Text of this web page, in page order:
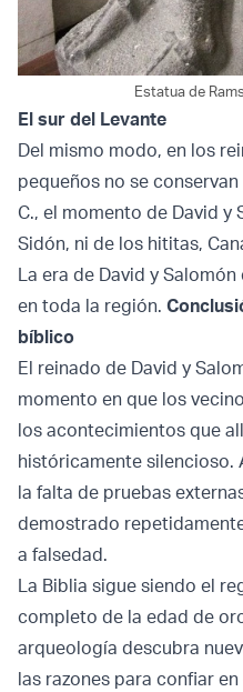
Estatua de
El sur del Levante
Del mismo modo, en los
pequeños no se
C., el momento de David y
Sidón, ni de los hititas,
La era de David y
en toda la región.
bíblico
El reinado de David y
momento en que los
los acontecimientos que
históricamente silencioso.
la falta de pruebas
demostrado
a falsedad.
La Biblia sigue siendo el
completo de la edad de
arqueología descubra
las razones para confiar